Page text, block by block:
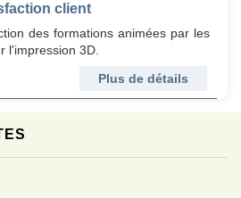
client
des formations animées par les
l'impression 3D.
Plus de détails